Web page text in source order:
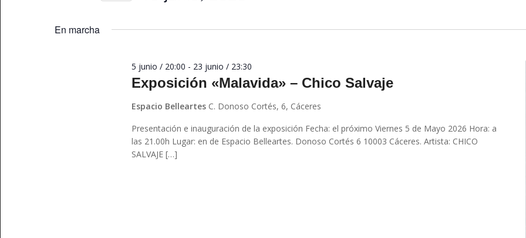
de
Eventos
para
En marcha
Exposición «Malavida» – Chico Salvaje
5 junio / 20:00 - 23 junio / 23:30
Espacio Belleartes C. Donoso Cortés, 6, Cáceres
Presentación e inauguración de la exposición Fecha: el próximo Viernes 5 de Mayo 2026 Hora: a
las 21.00h Lugar: en de Espacio Belleartes. Donoso Cortés 6 10003 Cáceres. Artista: CHICO
SALVAJE […]